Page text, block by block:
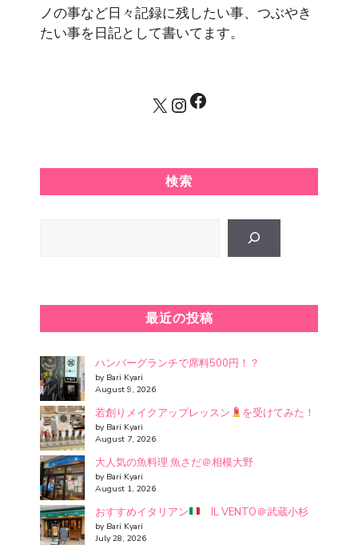
ノの事など日々記録に残したい事、つぶやき
たい事を日記として書いてます。
X Instagram
Facebook
検索
最近の投稿
ハンバーグランチで席料500円！？
by Bari Kyari
August 9, 2026
若創りメイクアップレッスン を受けてみた！
by Bari Kyari
August 7, 2026
大人気の魚料理 魚さだ＠相模大野
by Bari Kyari
August 1, 2026
おすすめイタリアン IL VENTO＠武蔵小杉
by Bari Kyari
July 28, 2026